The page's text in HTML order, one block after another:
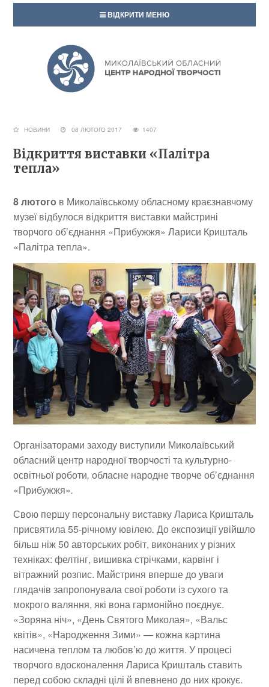
ВІДКРИТИ МЕНЮ
НОВИНИ 08 ЛЮТОГО 2017 1407
Відкриття виставки «Палітра
тепла»
8 лютого в Миколаївському обласному краєзнавчому
музеї відбулося відкриття виставки майстрині
творчого об’єднання «Прибужжя» Лариси Кришталь
«Палітра тепла».
Організаторами заходу виступили Миколаївський
обласний центр народної творчості та культурно-
освітньої роботи,обласне народне творче об’єднання
«Прибужжя».
Свою першу персональну виставку Лариса Кришталь
присвятила 55-річному ювілею. До експозиції увійшло
більш ніж50 авторських робіт, виконаних у різних
техніках: фелтінг, вишивка стрічками, карвінг і
вітражний розпис. Майстриня вперше до уваги
глядачів запропонувала свої роботи із сухого та
мокрого валяння, які вона гармонійно поєднує.
«Зоряна ніч», «День Святого Миколая», «Вальс
квітів», «Народження Зими» — кожна картина
насичена теплом та любов’ю до життя. У процесі
творчого вдосконалення Лариса Кришталь ставить
перед собою складні цілі й впевнено до них крокує.